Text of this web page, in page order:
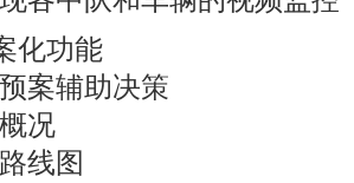
化功能
案辅助决策
况
线图